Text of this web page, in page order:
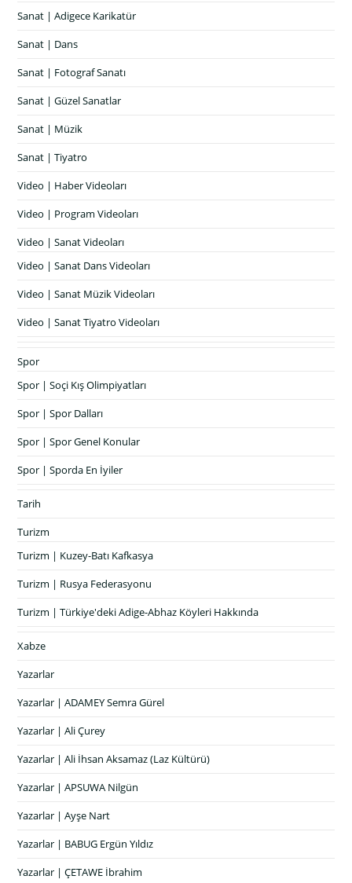
Sanat | Adigece Karikatür
Sanat | Dans
Sanat | Fotograf Sanatı
Sanat | Güzel Sanatlar
Sanat | Müzik
Sanat | Tiyatro
Video | Haber Videoları
Video | Program Videoları
Video | Sanat Videoları
Video | Sanat Dans Videoları
Video | Sanat Müzik Videoları
Video | Sanat Tiyatro Videoları
Spor
Spor | Soçi Kış Olimpiyatları
Spor | Spor Dalları
Spor | Spor Genel Konular
Spor | Sporda En İyiler
Tarih
Turizm
Turizm | Kuzey-Batı Kafkasya
Turizm | Rusya Federasyonu
Turizm | Türkiye'deki Adige-Abhaz Köyleri Hakkında
Xabze
Yazarlar
Yazarlar | ADAMEY Semra Gürel
Yazarlar | Ali Çurey
Yazarlar | Ali İhsan Aksamaz (Laz Kültürü)
Yazarlar | APSUWA Nilgün
Yazarlar | Ayşe Nart
Yazarlar | BABUG Ergün Yıldız
Yazarlar | ÇETAWE İbrahim